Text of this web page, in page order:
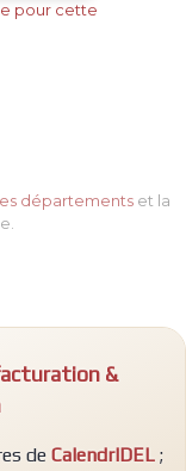
pour cette
départements et la
&
de CalendrIDEL ;